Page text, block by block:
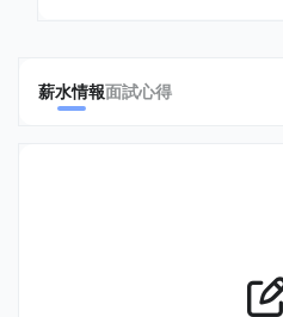
薪水情報面試心得